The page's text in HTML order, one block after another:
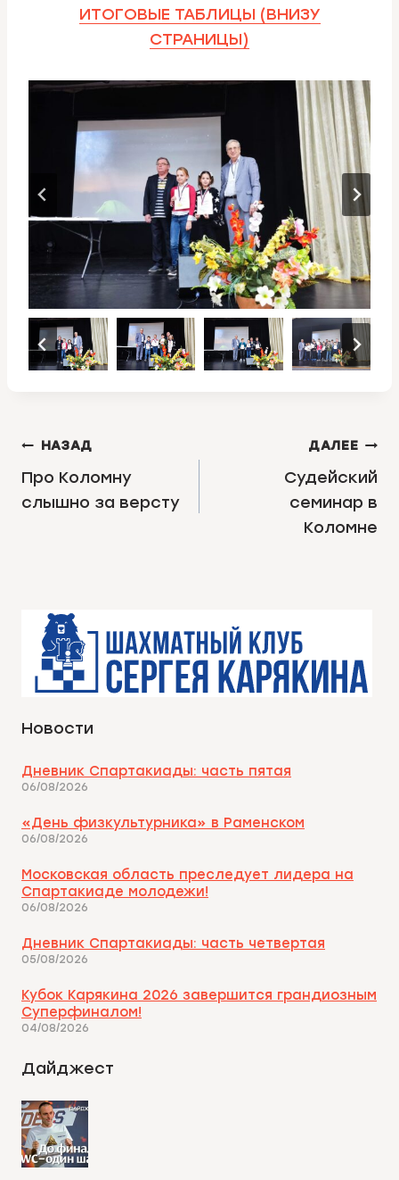
ИТОГОВЫЕ ТАБЛИЦЫ (ВНИЗУ
СТРАНИЦЫ)
НАВИГАЦИЯ
ПО
ЗАПИСЯМ
НАЗАД
Про Коломну
слышно за версту
ДАЛЕЕ
Судейский
семинар в
Коломне
Новости
Дневник Спартакиады: часть пятая
06/08/2026
«День физкультурника» в Раменском
06/08/2026
Московская область преследует лидера на
Спартакиаде молодежи!
06/08/2026
Дневник Спартакиады: часть четвертая
05/08/2026
Кубок Карякина 2026 завершится грандиозным
Суперфиналом!
04/08/2026
Дайджест